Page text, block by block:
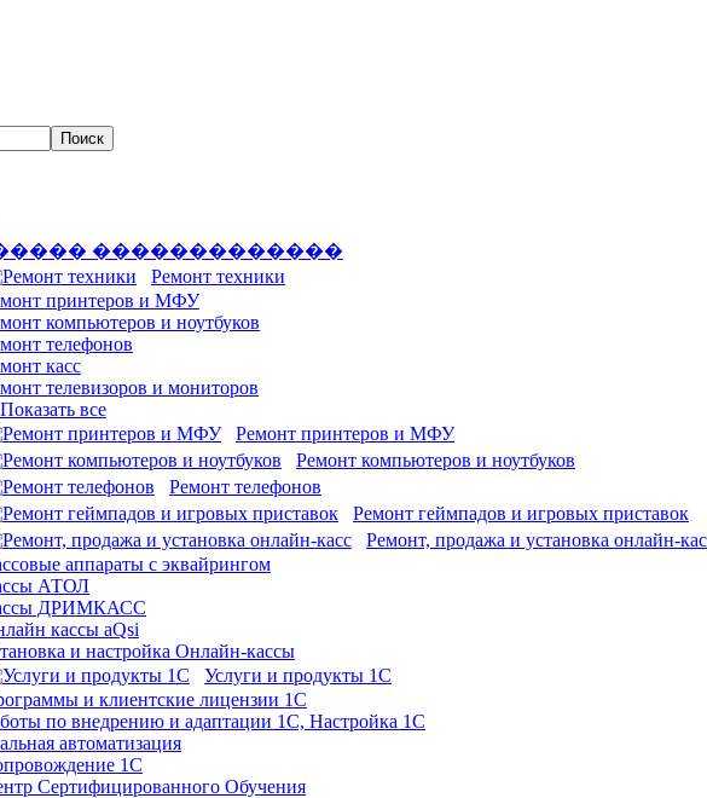
�������������
Ремонт техники
принтеров и МФУ
компьютеров и ноутбуков
телефонов
касс
телевизоров и мониторов
все
Ремонт принтеров и МФУ
Ремонт компьютеров и ноутбуков
Ремонт телефонов
Ремонт геймпадов и игровых приставок
Ремонт, продажа и установка онлайн-
аппараты с эквайрингом
АТОЛ
ДРИМКАСС
кассы aQsi
и настройка Онлайн-кассы
Услуги и продукты 1С
и клиентские лицензии 1С
по внедрению и адаптации 1С, Настройка 1С
автоматизация
1С
Сертифицированного Обучения